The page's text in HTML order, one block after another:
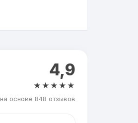
4,9
★★★★★
на основе 848 отзывов